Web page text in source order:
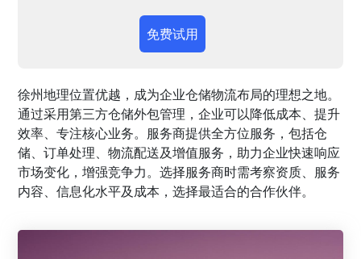
免费试用
徐州地理位置优越，成为企业仓储物流布局的理想之地。
通过采用第三方仓储外包管理，企业可以降低成本、提升
效率、专注核心业务。服务商提供全方位服务，包括仓
储、订单处理、物流配送及增值服务，助力企业快速响应
市场变化，增强竞争力。选择服务商时需考察资质、服务
内容、信息化水平及成本，选择最适合的合作伙伴。